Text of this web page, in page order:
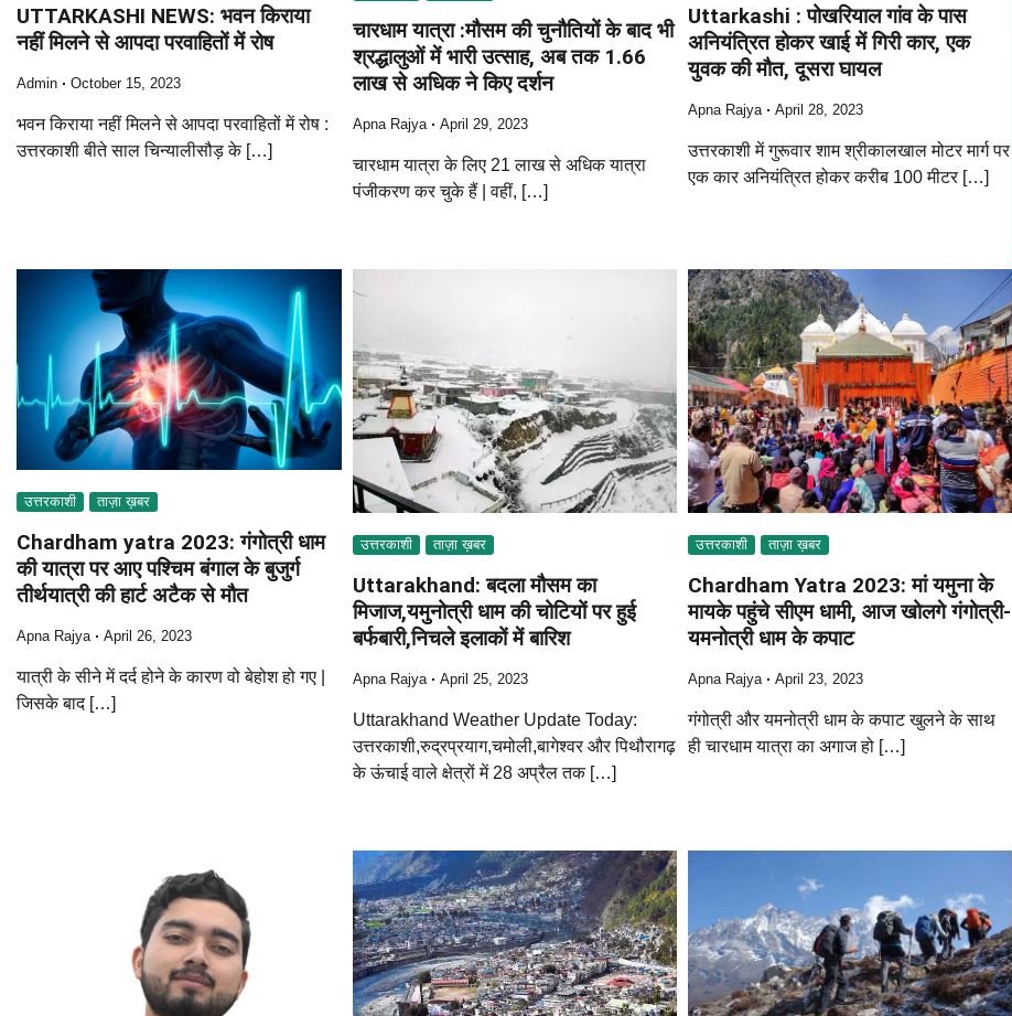
UTTARKASHI NEWS: भवन किराया
नहीं मिलने से आपदा परवाहितों में रोष
Admin October 15, 2023
भवन किराया नहीं मिलने से आपदा परवाहितों में रोष :
उत्तरकाशी बीते साल चिन्यालीसौड़ के […]
चारधाम यात्रा :मौसम की चुनौतियों के बाद भी
श्रद्धालुओं में भारी उत्साह, अब तक 1.66
लाख से अधिक ने किए दर्शन
Apna Rajya April 29, 2023
चारधाम यात्रा के लिए 21 लाख से अधिक यात्रा
पंजीकरण कर चुके हैं | वहीं, […]
Uttarkashi : पोखरियाल गांव के पास
अनियंत्रित होकर खाई में गिरी कार, एक
युवक की मौत, दूसरा घायल
Apna Rajya April 28, 2023
उत्तरकाशी में गुरूवार शाम श्रीकालखाल मोटर मार्ग पर
एक कार अनियंत्रित होकर करीब 100 मीटर […]
उत्तरकाशी ताज़ा ख़बर
Chardham yatra 2023: गंगोत्री धाम
की यात्रा पर आए पश्चिम बंगाल के बुजुर्ग
तीर्थयात्री की हार्ट अटैक से मौत
Apna Rajya April 26, 2023
यात्री के सीने में दर्द होने के कारण वो बेहोश हो गए |
जिसके बाद […]
उत्तरकाशी ताज़ा ख़बर
Uttarakhand: बदला मौसम का
मिजाज,यमुनोत्री धाम की चोटियों पर हुई
बर्फबारी,निचले इलाकों में बारिश
Apna Rajya April 25, 2023
Uttarakhand Weather Update Today:
उत्तरकाशी,रुद्रप्रयाग,चमोली,बागेश्वर और पिथौरागढ़
के ऊंचाई वाले क्षेत्रों में 28 अप्रैल तक […]
उत्तरकाशी ताज़ा ख़बर
Chardham Yatra 2023: मां यमुना के
मायके पहुंचे सीएम धामी, आज खोलगे गंगोत्री-
यमनोत्री धाम के कपाट
Apna Rajya April 23, 2023
गंगोत्री और यमनोत्री धाम के कपाट खुलने के साथ
ही चारधाम यात्रा का अगाज हो […]